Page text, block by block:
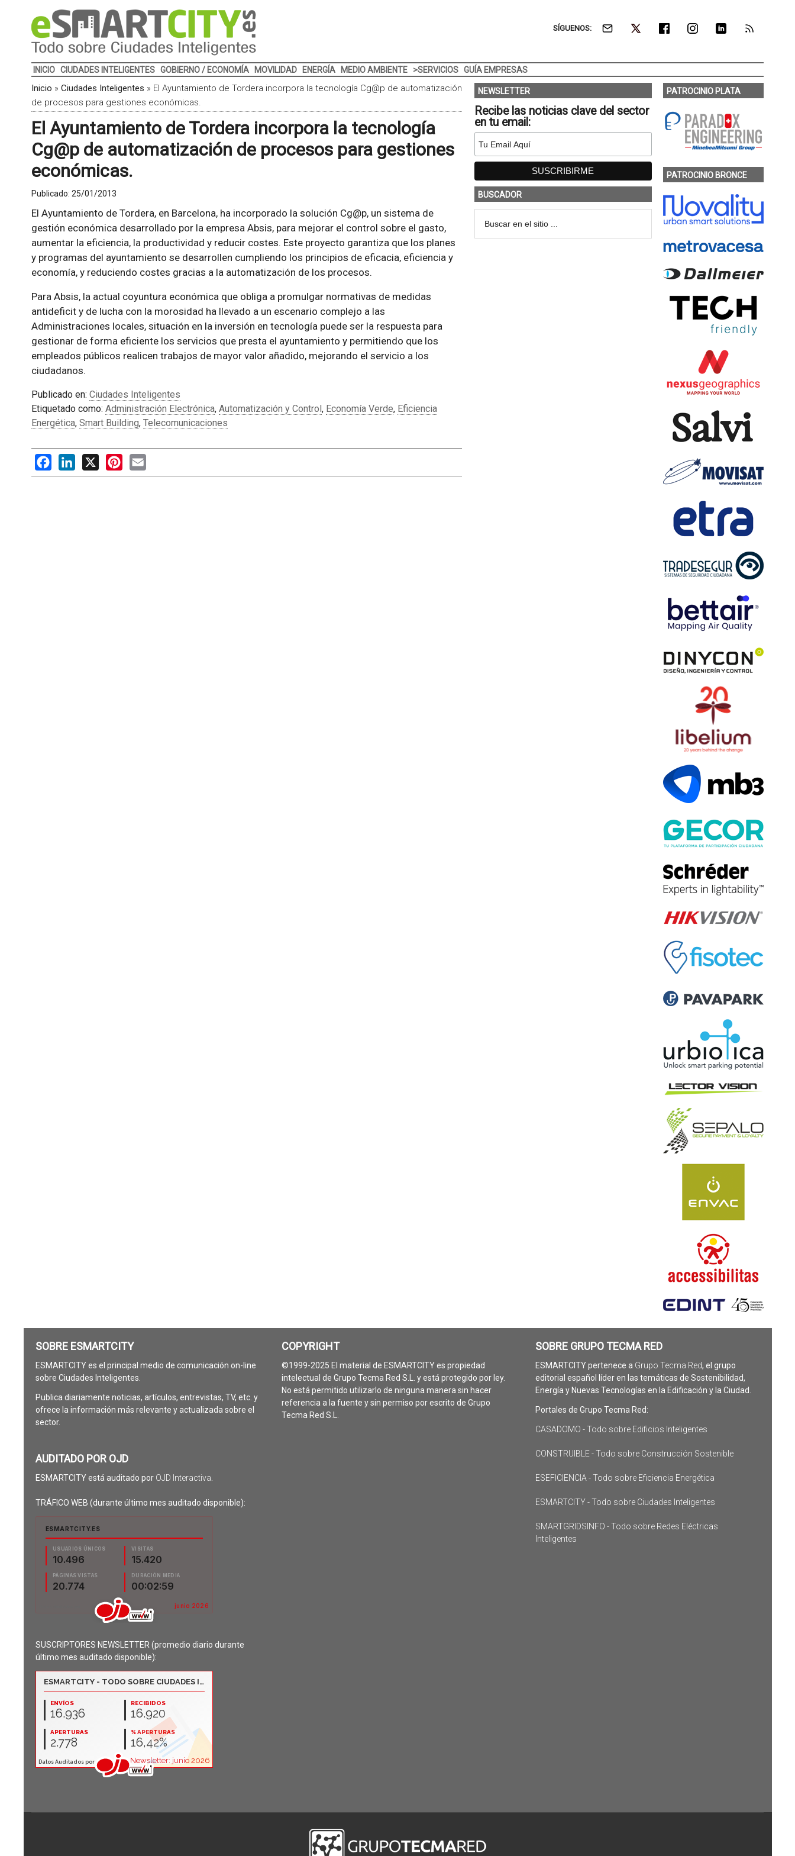
SÍGUENOS:
INICIO CIUDADES INTELIGENTES GOBIERNO / ECONOMÍA MOVILIDAD ENERGÍA MEDIO AMBIENTE >SERVICIOS GUÍA EMPRESAS
Inicio » Ciudades Inteligentes » El Ayuntamiento de Tordera incorpora la tecnología Cg@p de automatización
de procesos para gestiones económicas.
El Ayuntamiento de Tordera incorpora la tecnología
Cg@p de automatización de procesos para gestiones
económicas.
Publicado: 25/01/2013
El Ayuntamiento de Tordera, en Barcelona, ha incorporado la solución Cg@p, un sistema de
gestión económica desarrollado por la empresa Absis, para mejorar el control sobre el gasto,
aumentar la eficiencia, la productividad y reducir costes. Este proyecto garantiza que los planes
y programas del ayuntamiento se desarrollen cumpliendo los principios de eficacia, eficiencia y
economía, y reduciendo costes gracias a la automatización de los procesos.
Para Absis, la actual coyuntura económica que obliga a promulgar normativas de medidas
antideficit y de lucha con la morosidad ha llevado a un escenario complejo a las
Administraciones locales, situación en la inversión en tecnología puede ser la respuesta para
gestionar de forma eficiente los servicios que presta el ayuntamiento y permitiendo que los
empleados públicos realicen trabajos de mayor valor añadido, mejorando el servicio a los
ciudadanos.
Publicado en: Ciudades Inteligentes
Etiquetado como: Administración Electrónica, Automatización y Control, Economía Verde, Eficiencia
Energética, Smart Building, Telecomunicaciones
FacebookLinkedIn
X PinterestEmail
NEWSLETTER
Recibe las noticias clave del sector
en tu email:
BUSCADOR
PATROCINIO PLATA
PATROCINIO BRONCE
SOBRE ESMARTCITY
ESMARTCITY es el principal medio de comunicación on-line
sobre Ciudades Inteligentes.
Publica diariamente noticias, artículos, entrevistas, TV, etc. y
ofrece la información más relevante y actualizada sobre el
sector.
AUDITADO POR OJD
ESMARTCITY está auditado por OJD Interactiva
TRÁFICO WEB (durante último mes auditado disponible):
SUSCRIPTORES NEWSLETTER (promedio diario durante
último mes auditado disponible):
COPYRIGHT
©1999-2025 El material de ESMARTCITY es propiedad
intelectual de Grupo Tecma Red S.L. y está protegido por ley.
No está permitido utilizarlo de ninguna manera sin hacer
referencia a la fuente y sin permiso por escrito de Grupo
Tecma Red S.L.
SOBRE GRUPO TECMA RED
ESMARTCITY pertenece a Grupo Tecma Red, el grupo
editorial español líder en las temáticas de Sostenibilidad,
Energía y Nuevas Tecnologías en la Edificación y la Ciudad.
Portales de Grupo Tecma Red:
CASADOMO - Todo sobre Edificios Inteligentes
CONSTRUIBLE - Todo sobre Construcción Sostenible
ESEFICIENCIA - Todo sobre Eficiencia Energética
ESMARTCITY - Todo sobre Ciudades Inteligentes
SMARTGRIDSINFO - Todo sobre Redes Eléctricas
Inteligentes